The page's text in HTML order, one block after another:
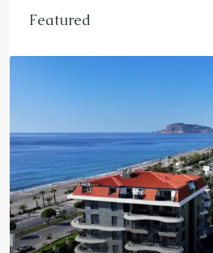
Featured